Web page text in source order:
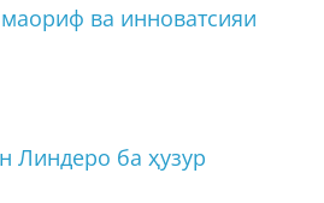
ва инноватсияи
Линдеро ба ҳузур